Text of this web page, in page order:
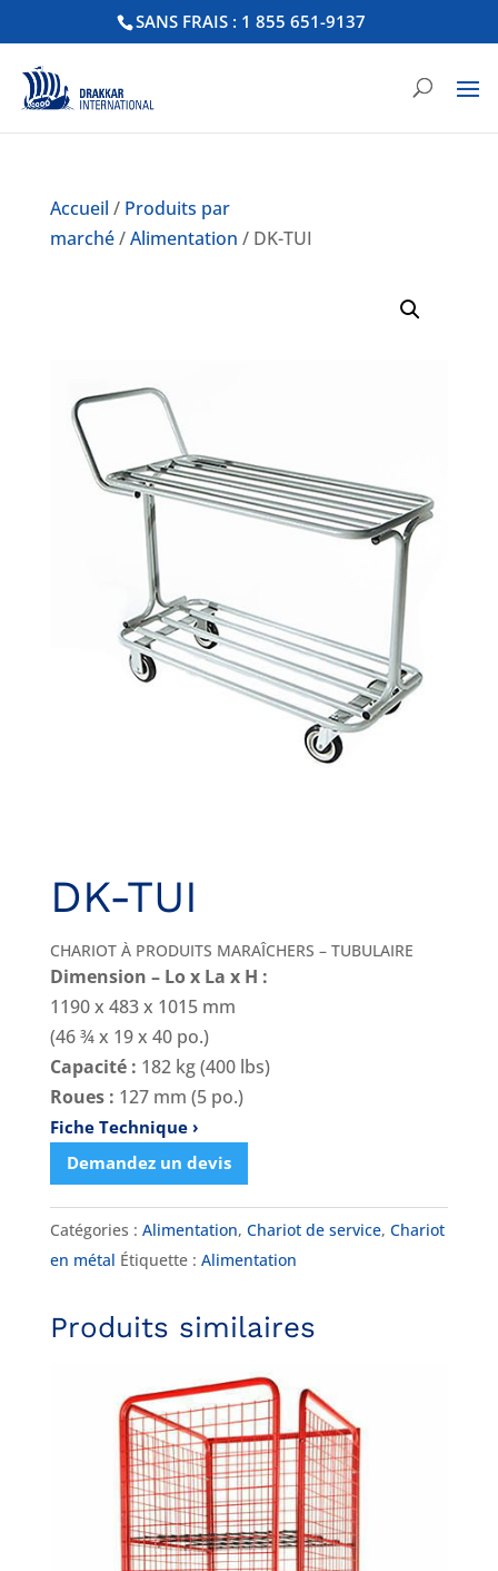
SANS FRAIS : 1 855 651-9137
Accueil / Produits par
marché/Alimentation / DK-TUI
DK-TUI
CHARIOT À PRODUITS MARAÎCHERS – TUBULAIRE
Dimension – Lo x La x H :
1190 x 483 x 1015 mm
(46 ¾ x 19 x 40 po.)
Capacité : 182 kg (400 lbs)
Roues : 127 mm (5 po.)
Fiche Technique
Demandez un devis
Catégories : Alimentation, Chariot de service, Chariot
en métal Étiquette : Alimentation
Produits similaires